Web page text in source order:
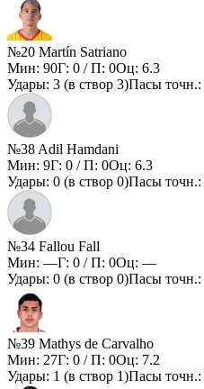
№20 Martín Satriano
Мин: 90Г: 0 / П: 0Оц: 6.3
Удары: 3 (в створ 3)Пасы точн.:
№38 Adil Hamdani
Мин: 9Г: 0 / П: 0Оц: 6.3
Удары: 0 (в створ 0)Пасы точн.:
№34 Fallou Fall
Мин: —Г: 0 / П: 0Оц: —
Удары: 0 (в створ 0)Пасы точн.:
№39 Mathys de Carvalho
Мин: 27Г: 0 / П: 0Оц: 7.2
Удары: 1 (в створ 1)Пасы точн.: